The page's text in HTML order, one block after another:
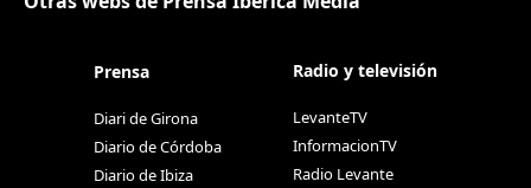
Prensa
Diari de Girona
Diario de Córdoba
Diario de Ibiza
Radio y televisión
LevanteTV
InformacionTV
Radio Levante